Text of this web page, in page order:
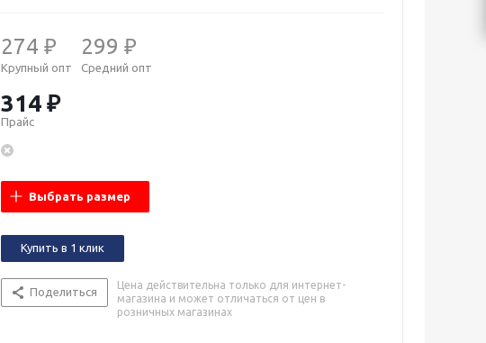
274 ₽
Крупный опт
299 ₽
Средний опт
314 ₽
Прайс
Выбрать размер
Купить в 1 клик
Поделиться
Цена действительна только для интернет-
магазина и может отличаться от цен в
розничных магазинах